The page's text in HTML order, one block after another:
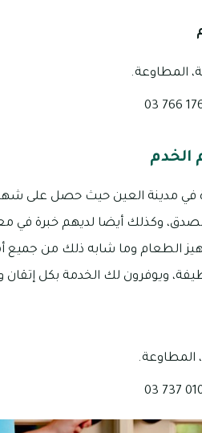
المطاوعة.
الخدم
في مدينة العين حيث حصل على
وكذلك أيضا لديهم خبرة في
الطعام وما شابه ذلك من جميع
ويوفرون لك الخدمة بكل
المطاوعة.